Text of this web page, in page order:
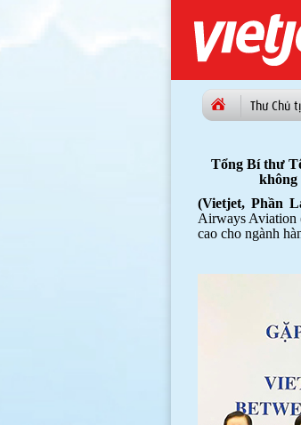
Thư Chủ
Tổng Bí thư
không
(Vietjet, Phần
Airways Aviation
cao cho ngành